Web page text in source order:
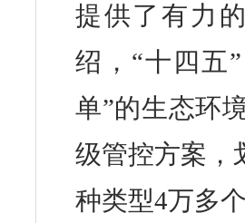
提供了有力
绍，“十四五
单”的生态环
级管控方案，
种类型4万多